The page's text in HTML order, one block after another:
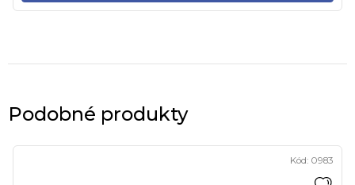
Podobné produkty
Kód: 0983